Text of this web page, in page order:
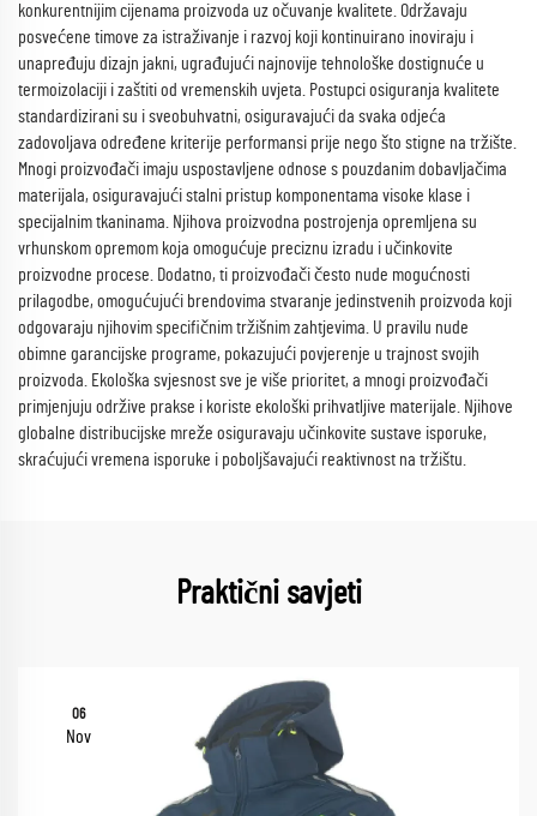
konkurentnijim cijenama proizvoda uz očuvanje kvalitete. Održavaju
posvećene timove za istraživanje i razvoj koji kontinuirano inoviraju i
unapređuju dizajn jakni, ugrađujući najnovije tehnološke dostignuće u
termoizolaciji i zaštiti od vremenskih uvjeta. Postupci osiguranja kvalitete
standardizirani su i sveobuhvatni, osiguravajući da svaka odjeća
zadovoljava određene kriterije performansi prije nego što stigne na tržište.
Mnogi proizvođači imaju uspostavljene odnose s pouzdanim dobavljačima
materijala, osiguravajući stalni pristup komponentama visoke klase i
specijalnim tkaninama. Njihova proizvodna postrojenja opremljena su
vrhunskom opremom koja omogućuje preciznu izradu i učinkovite
proizvodne procese. Dodatno, ti proizvođači često nude mogućnosti
prilagodbe, omogućujući brendovima stvaranje jedinstvenih proizvoda koji
odgovaraju njihovim specifičnim tržišnim zahtjevima. U pravilu nude
obimne garancijske programe, pokazujući povjerenje u trajnost svojih
proizvoda. Ekološka svjesnost sve je više prioritet, a mnogi proizvođači
primjenjuju održive prakse i koriste ekološki prihvatljive materijale. Njihove
globalne distribucijske mreže osiguravaju učinkovite sustave isporuke,
skraćujući vremena isporuke i poboljšavajući reaktivnost na tržištu.
Praktični savjeti
06
Nov